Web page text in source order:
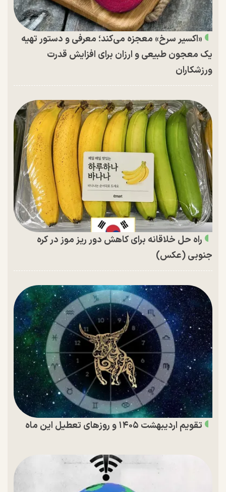
«اکسیر سرخ» معجزه می‌کند؛ معرفی و دستور تهیه
یک معجون طبیعی و ارزان برای افزایش قدرت
ورزشکاران
راه حل خلاقانه برای کاهش دور ریز موز در کره
جنوبی (عکس)
تقویم اردیبهشت ۱۴۰۵ و روز‌های تعطیل این ماه